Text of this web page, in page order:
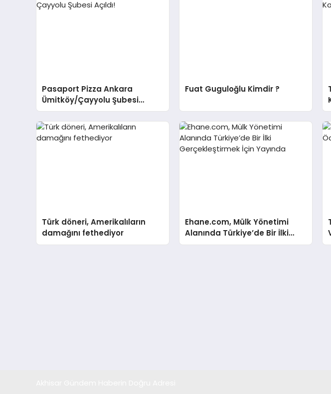
Pasaport Pizza Ankara
Ümitköy/Çayyolu Şubesi
Açıldı!
Fuat Guguloğlu Kimdir ?
Türk döneri, Amerikalıların
damağını fethediyor
Ehane.com, Mülk Yönetimi
Alanında Türkiye’de Bir İlki
Gerçekleştirmek İçin Yayında